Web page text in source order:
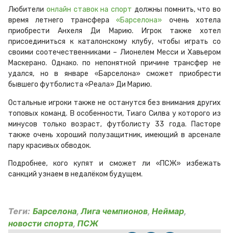
Любители онлайн ставок на спорт должны помнить, что во
время летнего трансфера«Барселона» очень хотела
приобрести Анхеля Ди Марию. Игрок также хотел
присоединиться к каталонскому клубу, чтобы играть со
своими соотечественниками – Лионелем Месси и Хавьером
Маскерано. Однако. по непонятной причине трансфер не
удался, но в январе «Барселона» сможет приобрести
бывшего футболиста «Реала» Ди Марию.
Остальные игроки также не останутся без внимания других
топовых команд. В особенности, Тиаго Силва у которого из
минусов только возраст, футболисту 33 года. Пасторе
также очень хороший полузащитник, имеющий в арсенале
пару красивых обводок.
Подробнее, кого купят и сможет ли «ПСЖ» избежать
санкций узнаем в недалёком будущем.
Теги: Барселона, Лига чемпионов, Неймар,
новости спорта, ПСЖ